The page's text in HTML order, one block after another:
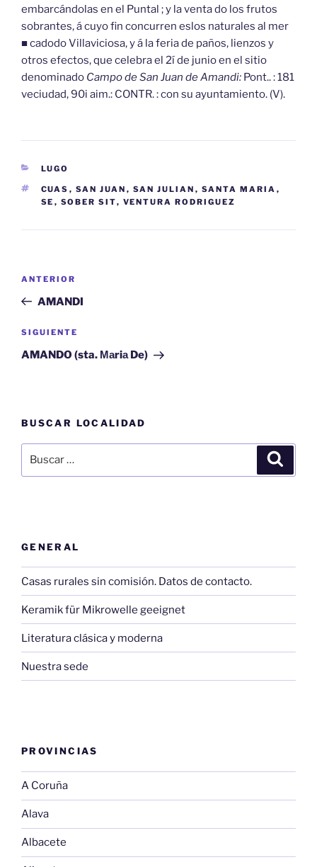
embarcándolas en el Puntal ; y la venta do los frutos
sobrantes, á cuyo fin concurren eslos naturales al mer
■ cadodo Villaviciosa, y á la feria de paños, lienzos y
otros efectos, que celebra el 2í de junio en el sitio
denominado Campo de San Juan de Amandi: Pont.. : 181
veciudad, 90i aim.: CONTR. : con su ayuntamiento. (V).
CATEGORÍAS
LUGO
ETIQUETAS
CUAS , SAN JUAN , SAN JULIAN , SANTA MARIA ,
SE , SOBER SIT, VENTURA RODRIGUEZ
entradas
Entrada
anterior:
ANTERIOR
AMANDI
Siguiente
entrada
SIGUIENTE
AMANDO (sta. Маriа De)
BUSCAR LOCALIDAD
por:
GENERAL
Casas rurales sin comisión. Datos de contacto.
Keramik für Mikrowelle geeignet
Literatura clásica y moderna
Nuestra sede
PROVINCIAS
A Coruña
Alava
Albacete